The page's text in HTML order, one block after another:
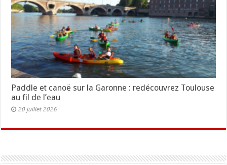
Paddle et canoë sur la Garonne : redécouvrez Toulouse
au fil de l’eau
20 juillet 2026